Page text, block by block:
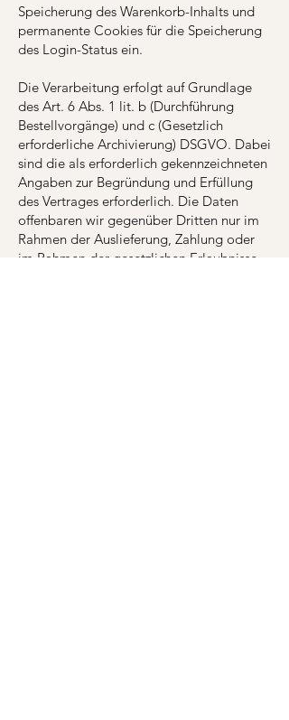
Speicherung des Warenkorb-Inhalts und
permanente Cookies für die Speicherung
des Login-Status ein.
Die Verarbeitung erfolgt auf Grundlage
des Art. 6 Abs. 1 lit. b (Durchführung
Bestellvorgänge) und c (Gesetzlich
erforderliche Archivierung) DSGVO. Dabei
sind die als erforderlich gekennzeichneten
Angaben zur Begründung und Erfüllung
des Vertrages erforderlich. Die Daten
offenbaren wir gegenüber Dritten nur im
Rahmen der Auslieferung, Zahlung oder
im Rahmen der gesetzlichen Erlaubnisse